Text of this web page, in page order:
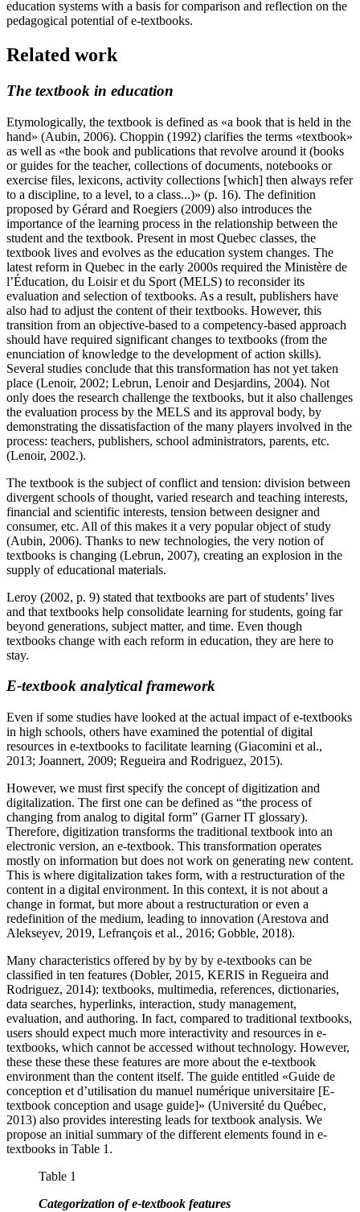
education systems with a basis for comparison and reflection on the
pedagogical potential of e-textbooks.
Related work
The textbook in education
Etymologically, the textbook is defined as «a book that is held in the
hand» (Aubin, 2006). Choppin (1992) clarifies the terms «textbook»
as well as «the book and publications that revolve around it (books
or guides for the teacher, collections of documents, notebooks or
exercise files, lexicons, activity collections [which] then always refer
to a discipline, to a level, to a class...)» (p. 16). The definition
proposed by Gérard and Roegiers (2009) also introduces the
importance of the learning process in the relationship between the
student and the textbook. Present in most Quebec classes, the
textbook lives and evolves as the education system changes. The
latest reform in Quebec in the early 2000s required the Ministère de
l’Éducation, du Loisir et du Sport (MELS) to reconsider its
evaluation and selection of textbooks. As a result, publishers have
also had to adjust the content of their textbooks. However, this
transition from an objective-based to a competency-based approach
should have required significant changes to textbooks (from the
enunciation of knowledge to the development of action skills).
Several studies conclude that this transformation has not yet taken
place (Lenoir, 2002; Lebrun, Lenoir and Desjardins, 2004). Not
only does the research challenge the textbooks, but it also challenges
the evaluation process by the MELS and its approval body, by
demonstrating the dissatisfaction of the many players involved in the
process: teachers, publishers, school administrators, parents, etc.
(Lenoir, 2002.).
The textbook is the subject of conflict and tension: division between
divergent schools of thought, varied research and teaching interests,
financial and scientific interests, tension between designer and
consumer, etc. All of this makes it a very popular object of study
(Aubin, 2006). Thanks to new technologies, the very notion of
textbooks is changing (Lebrun, 2007), creating an explosion in the
supply of educational materials.
Leroy (2002, p. 9) stated that textbooks are part of students’ lives
and that textbooks help consolidate learning for students, going far
beyond generations, subject matter, and time. Even though
textbooks change with each reform in education, they are here to
stay.
E-textbook analytical framework
Even if some studies have looked at the actual impact of e-textbooks
in high schools, others have examined the potential of digital
resources in e-textbooks to facilitate learning (Giacomini et al.,
2013; Joannert, 2009; Regueira and Rodriguez, 2015).
However, we must first specify the concept of digitization and
digitalization. The first one can be defined as “the process of
changing from analog to digital form” (Garner IT glossary).
Therefore, digitization transforms the traditional textbook into an
electronic version, an e-textbook. This transformation operates
mostly on information but does not work on generating new content.
This is where digitalization takes form, with a restructuration of the
content in a digital environment. In this context, it is not about a
change in format, but more about a restructuration or even a
redefinition of the medium, leading to innovation (Arestova and
Alekseyev, 2019, Lefrançois et al., 2016; Gobble, 2018).
Many characteristics offered by by by by e-textbooks can be
classified in ten features (Dobler, 2015, KERIS in Regueira and
Rodriguez, 2014): textbooks, multimedia, references, dictionaries,
data searches, hyperlinks, interaction, study management,
evaluation, and authoring. In fact, compared to traditional textbooks,
users should expect much more interactivity and resources in e-
textbooks, which cannot be accessed without technology. However,
these these these these features are more about the e-textbook
environment than the content itself. The guide entitled «Guide de
conception et d’utilisation du manuel numérique universitaire [E-
textbook conception and usage guide]» (Université du Québec,
2013) also provides interesting leads for textbook analysis. We
propose an initial summary of the different elements found in e-
textbooks in Table 1.
Table 1
Categorization of e-textbook features